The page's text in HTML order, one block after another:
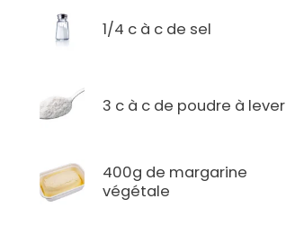
1/4 c à c de sel
3 c à c de poudre à lever
400g de margarine
végétale